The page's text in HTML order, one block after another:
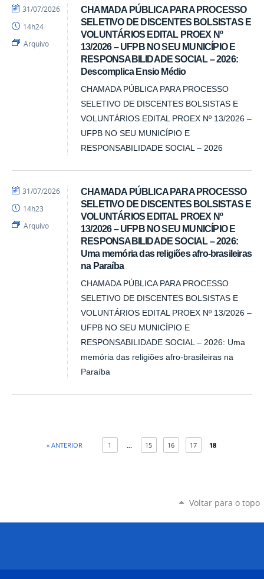
CHAMADA PÚBLICA PARA PROCESSO
SELETIVO DE DISCENTES BOLSISTAS E
VOLUNTÁRIOS EDITAL PROEX Nº
13/2026 – UFPB NO SEU MUNICÍPIO E
RESPONSABILIDADE SOCIAL – 2026:
Descomplica Ensio Médio
CHAMADA PÚBLICA PARA PROCESSO
SELETIVO DE DISCENTES BOLSISTAS E
VOLUNTÁRIOS EDITAL PROEX Nº 13/2026 –
UFPB NO SEU MUNICÍPIO E
RESPONSABILIDADE SOCIAL – 2026
por
-
DCI
publicado
31/07/2026
14h24
Arquivo
CHAMADA PÚBLICA PARA PROCESSO
SELETIVO DE DISCENTES BOLSISTAS E
VOLUNTÁRIOS EDITAL PROEX Nº
13/2026 – UFPB NO SEU MUNICÍPIO E
RESPONSABILIDADE SOCIAL – 2026:
Uma memória das religiões afro-brasileiras
na Paraíba
CHAMADA PÚBLICA PARA PROCESSO
SELETIVO DE DISCENTES BOLSISTAS E
VOLUNTÁRIOS EDITAL PROEX Nº 13/2026 –
UFPB NO SEU MUNICÍPIO E
RESPONSABILIDADE SOCIAL – 2026: Uma
memória das religiões afro-brasileiras na
Paraíba
por
-
DCI
publicado
31/07/2026
14h23
Arquivo
« ANTERIOR 1 ... 15 16 17 18
Voltar para o topo